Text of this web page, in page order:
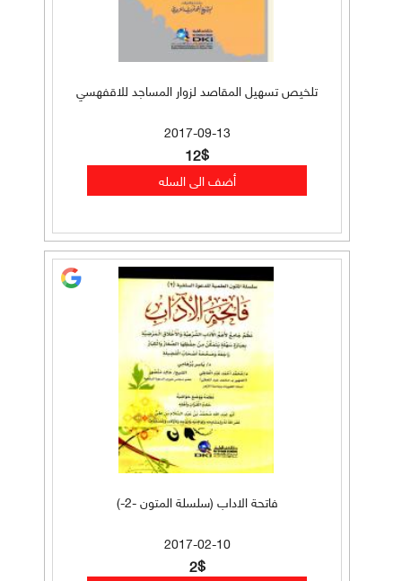
تلخيص تسهيل المقاصد لزوار المساجد للاقفهسي
2017-09-13
12$
فاتحة الاداب (سلسلة المتون -2-)
2017-02-10
2$